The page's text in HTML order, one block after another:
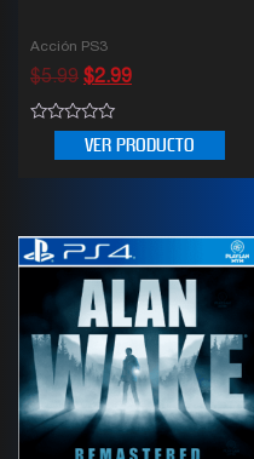
Acción PS3
$5.99 $2.99
VER PRODUCTO